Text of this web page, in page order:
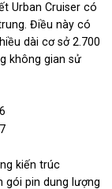
Urban Cruiser có
Điều này có
dài cơ sở 2.700
không gian sử
kiến ​​trúc
gói pin dung lượng